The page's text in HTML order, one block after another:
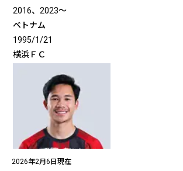
2016、2023〜
ベトナム
1995/1/21
横浜ＦＣ
2026年2月6日現在